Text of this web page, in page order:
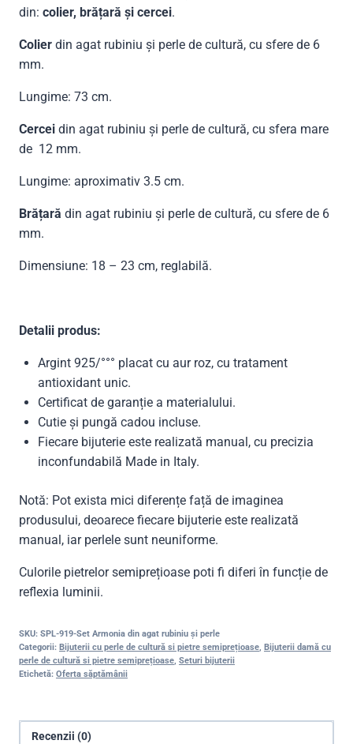
din: colier, brățară și cercei.
Colier din agat rubiniu și perle de cultură, cu sfere de 6
mm.
Lungime: 73 cm.
Cercei din agat rubiniu și perle de cultură, cu sfera mare
de 12 mm.
Lungime: aproximativ 3.5 cm.
Brățară din agat rubiniu și perle de cultură, cu sfere de 6
mm.
Dimensiune: 18 – 23 cm, reglabilă.
Detalii produs:
Argint 925/°°° placat cu aur roz, cu tratament
antioxidant unic.
Certificat de garanție a materialului.
Cutie și pungă cadou incluse.
Fiecare bijuterie este realizată manual, cu precizia
inconfundabilă Made in Italy.
Notă: Pot exista mici diferențe față de imaginea
produsului, deoarece fiecare bijuterie este realizată
manual, iar perlele sunt neuniforme.
Culorile pietrelor semiprețioase poti fi diferi în funcție de
reflexia luminii.
SKU: SPL-919-Set Armonia din agat rubiniu și perle
Categorii: Bijuterii cu perle de cultură si pietre semiprețioase, Bijuterii damă cu
perle de cultură si pietre semiprețioase, Seturi bijuterii
Etichetă: Oferta săptămânii
Recenzii (0)